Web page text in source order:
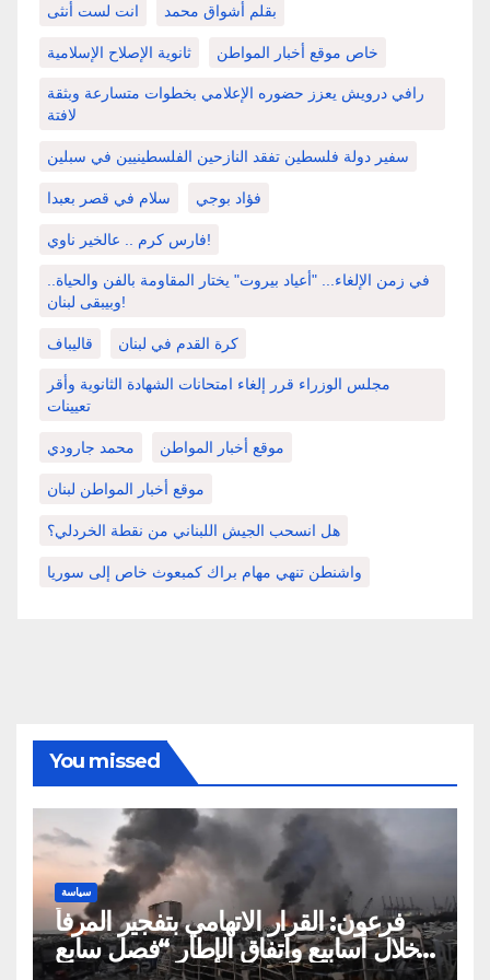
انت لست أنثى بقلم أشواق محمد
ثانوية الإصلاح الإسلامية خاص موقع أخبار المواطن
رافي درويش يعزز حضوره الإعلامي بخطوات متسارعة وبثقة
لافتة
سفير دولة فلسطين تفقد النازحين الفلسطينيين في سبلين
سلام في قصر بعبدا فؤاد بوجي
فارس كرم .. عالخير ناوي!
في زمن الإلغاء... "أعياد بيروت" يختار المقاومة بالفن والحياة..
وبيبقى لبنان!
قاليباف كرة القدم في لبنان
مجلس الوزراء قرر إلغاء امتحانات الشهادة الثانوية وأقر
تعيينات
محمد جارودي موقع أخبار المواطن
موقع أخبار المواطن لبنان
هل انسحب الجيش اللبناني من نقطة الخردلي؟
واشنطن تنهي مهام براك كمبعوث خاص إلى سوريا
You missed
سياسة
فرعون: القرار الاتهامي بتفجير المرفأ
خلال أسابيع واتفاق الإطار “فصل سابع